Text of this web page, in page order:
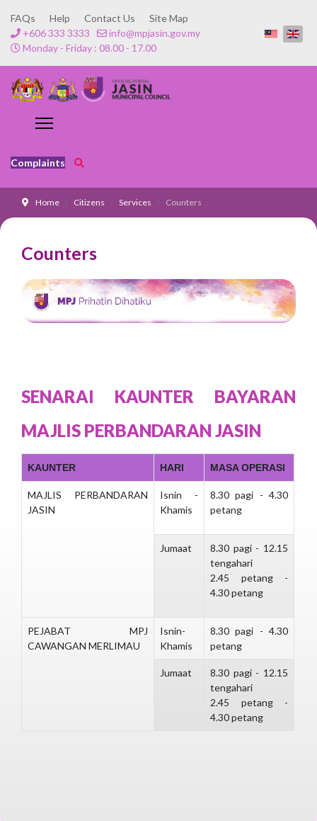
FAQs Help Contact Us
Site Map
+606 333 3333
info@mpjasin.gov.my
Monday - Friday : 08.00 - 17.00
Complaints
Home Citizens Services Counters
Counters
SENARAI KAUNTER BAYARAN
MAJLIS PERBANDARAN JASIN
KAUNTER HARI MASA OPERASI
MAJLIS PERBANDARAN
JASIN
Isnin -
Khamis
8.30 pagi - 4.30
petang
Jumaat
8.30 pagi - 12.15
tengahari
2.45 petang -
4.30 petang
PEJABAT MPJ
CAWANGAN MERLIMAU
Isnin-
Khamis
8.30 pagi - 4.30
petang
Jumaat
8.30 pagi - 12.15
tengahari
2.45 petang -
4.30 petang